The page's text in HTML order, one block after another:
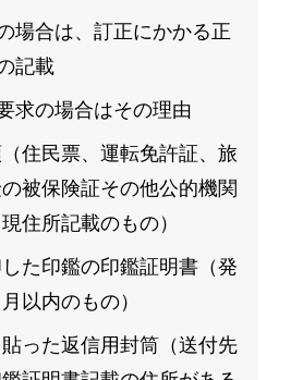
場合は、訂正にかかる正
記載
求の場合はその理由
住民票、運転免許証、旅
被保険証その他公的機関
住所記載のもの）
た印鑑の印鑑証明書（発
以内のもの）
った返信用封筒（送付先